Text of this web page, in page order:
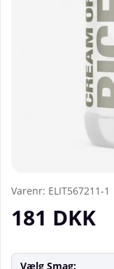
Varenr: ELIT567211-1
181 DKK
Vælg Smag: